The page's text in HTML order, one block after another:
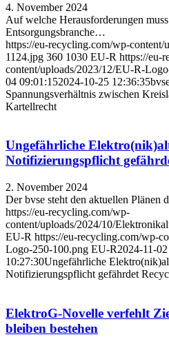
4. November 2024
Auf welche Herausforderungen
Entsorgungsbranche…
https://eu-recycling.com/wp-content/
1124.jpg 360 1030 EU-R https://eu-
content/uploads/2023/12/EU-R-
04 09:01:152024-10-25 12:36:35
Spannungsverhältnis zwischen
Kartellrecht
Ungefährliche
Notifizierungspflicht
2. November 2024
Der bvse steht den aktuellen
https://eu-recycling.com/wp-
content/uploads/2024/10/
EU-R https://eu-recycling.com/wp-
Logo-250-100.png EU-R2024-11-
10:27:30Ungefährliche
Notifizierungspflicht gefährdet
ElektroG-Novelle verfehlt
bleiben bestehen